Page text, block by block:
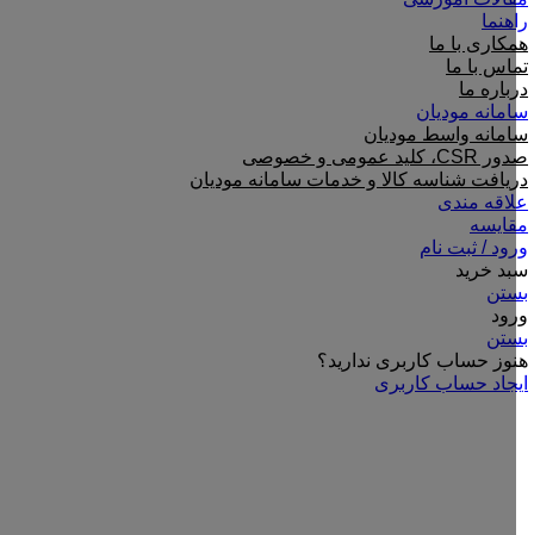
راهنما
همکاری با ما
تماس با ما
درباره ما
سامانه مودیان
سامانه واسط مودیان
صدور CSR، کلید عمومی و خصوصی
دریافت شناسه کالا و خدمات سامانه مودیان
علاقه مندی
مقایسه
ورود / ثبت نام
سبد خرید
بستن
ورود
بستن
هنوز حساب کاربری ندارید؟
ایجاد حساب کاربری